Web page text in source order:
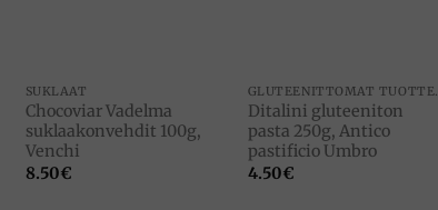
SUKLAAT
Chocoviar Vadelma
suklaakonvehdit 100g,
Venchi
8.50€
Ditalini gluteeniton
pasta 250g, Antico
pastificio Umbro
4.50€